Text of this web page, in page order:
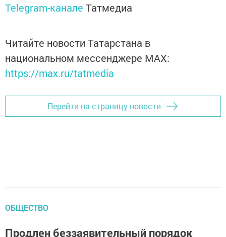
Telegram-канале Татмедиа
Читайте новости Татарстана в
национальном мессенджере MАХ:
https://max.ru/tatmedia
Перейти на страницу новости
ОБЩЕСТВО
Продлен беззаявительный порядок